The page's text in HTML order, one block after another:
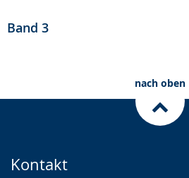
Band 3
nach oben
Kontakt